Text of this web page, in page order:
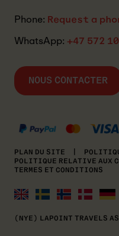
Phone: Request a
WhatsApp: +47 572
NOUS CONTACTER
PLAN DU SITE
POLITIQUE RELATIVE AUX
TERMES ET CONDITIONS
(NYE) LAPOINT TRAVELS